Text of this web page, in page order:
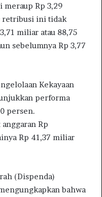
meraup Rp 3,29
retribusi ini tidak
miliar atau 88,75
sebelumnya Rp 3,77
Kekayaan
performa
persen.
Rp
Rp 41,37 miliar
(Dispenda)
bahwa